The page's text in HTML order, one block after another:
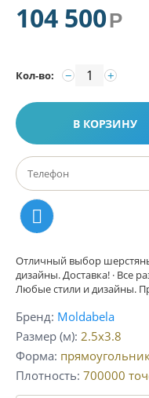
104 500Р
Кол-во: +
−
В КОРЗИНУ
Отличный выбор
дизайны. Доставка! · Все
Любые стили и дизайны.
Бренд Moldabela
Размер (м) 2.5x3.8
Форма
Плотность 700000